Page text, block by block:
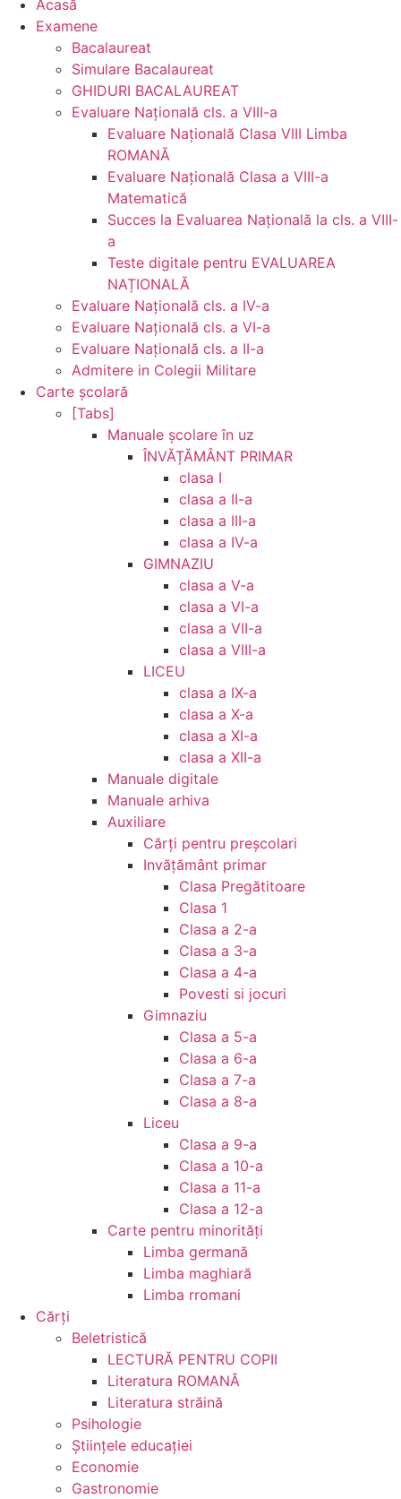
Acasă
Examene
Bacalaureat
Simulare Bacalaureat
GHIDURI BACALAUREAT
Evaluare Naţională cls. a VIII-a
Evaluare Naţională Clasa VIII Limba
ROMANĂ
Evaluare Naţională Clasa a VIII-a
Matematică
Succes la Evaluarea Națională la cls. a VIII-
a
Teste digitale pentru EVALUAREA
NAȚIONALĂ
Evaluare Naţională cls. a IV-a
Evaluare Naţională cls. a VI-a
Evaluare Naţională cls. a II-a
Admitere in Colegii Militare
Carte şcolară
[Tabs]
Manuale şcolare în uz
ÎNVĂȚĂMÂNT PRIMAR
clasa I
clasa a II-a
clasa a III-a
clasa a IV-a
GIMNAZIU
clasa a V-a
clasa a VI-a
clasa a VII-a
clasa a VIII-a
LICEU
clasa a IX-a
clasa a X-a
clasa a XI-a
clasa a XII-a
Manuale digitale
Manuale arhiva
Auxiliare
Cărţi pentru preşcolari
Invățământ primar
Clasa Pregătitoare
Clasa 1
Clasa a 2-a
Clasa a 3-a
Clasa a 4-a
Povesti si jocuri
Gimnaziu
Clasa a 5-a
Clasa a 6-a
Clasa a 7-a
Clasa a 8-a
Liceu
Clasa a 9-a
Clasa a 10-a
Clasa a 11-a
Clasa a 12-a
Carte pentru minorităţi
Limba germană
Limba maghiară
Limba rromani
Cărţi
Beletristică
LECTURĂ PENTRU COPII
Literatura ROMANĂ
Literatura străină
Psihologie
Ştiinţele educaţiei
Economie
Gastronomie